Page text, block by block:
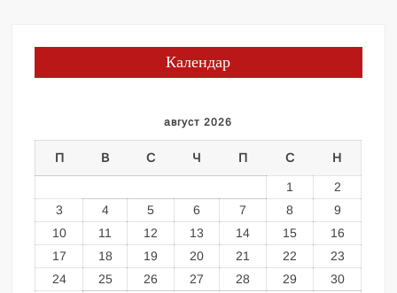
Календар
август 2026
П В С Ч П С Н
1
2
3
4 5 6 7 8
9
10
11 12 13 14 15
16
17
18 19 20 21 22
23
24
25 26 27 28 29
30